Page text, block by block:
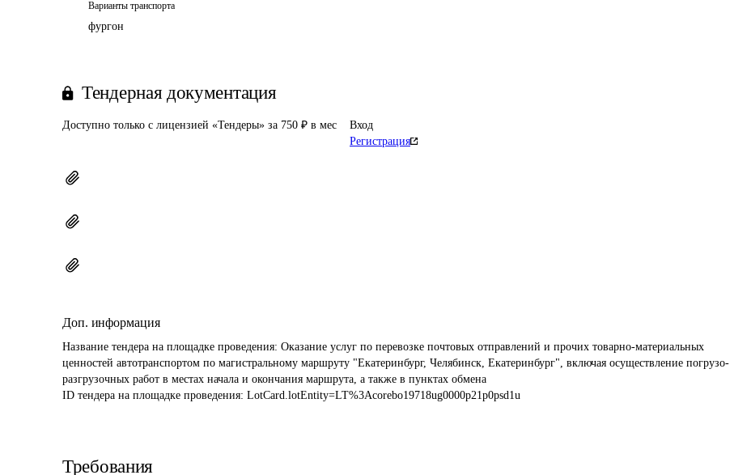
Варианты транспорта
фургон
Тендерная документация
Доступно только с лицензией «Тендеры» за 750 ₽ в мес
Вход
Регистрация
Доп. информация
Название тендера на площадке проведения: Оказание услуг по перевозке почтовых отправлений и прочих товарно-материальных
ценностей автотранспортом по магистральному маршруту "Екатеринбург, Челябинск, Екатеринбург", включая осуществление погрузо-
разгрузочных работ в местах начала и окончания маршрута, а также в пунктах обмена
ID тендера на площадке проведения: LotCard.lotEntity=LT%3Acorebo19718ug0000p21p0psd1u
Требования